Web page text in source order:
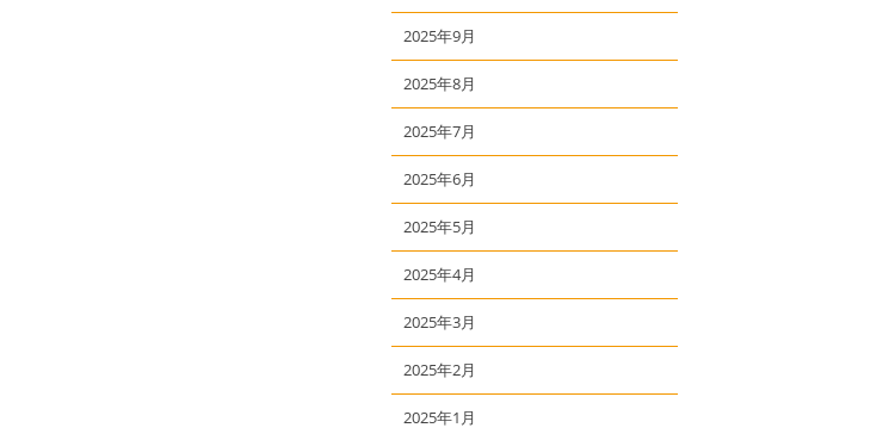
2025年9月
2025年8月
2025年7月
2025年6月
2025年5月
2025年4月
2025年3月
2025年2月
2025年1月